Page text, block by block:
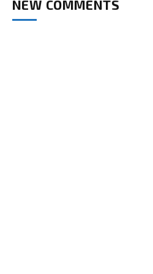
NEW COMMENTS